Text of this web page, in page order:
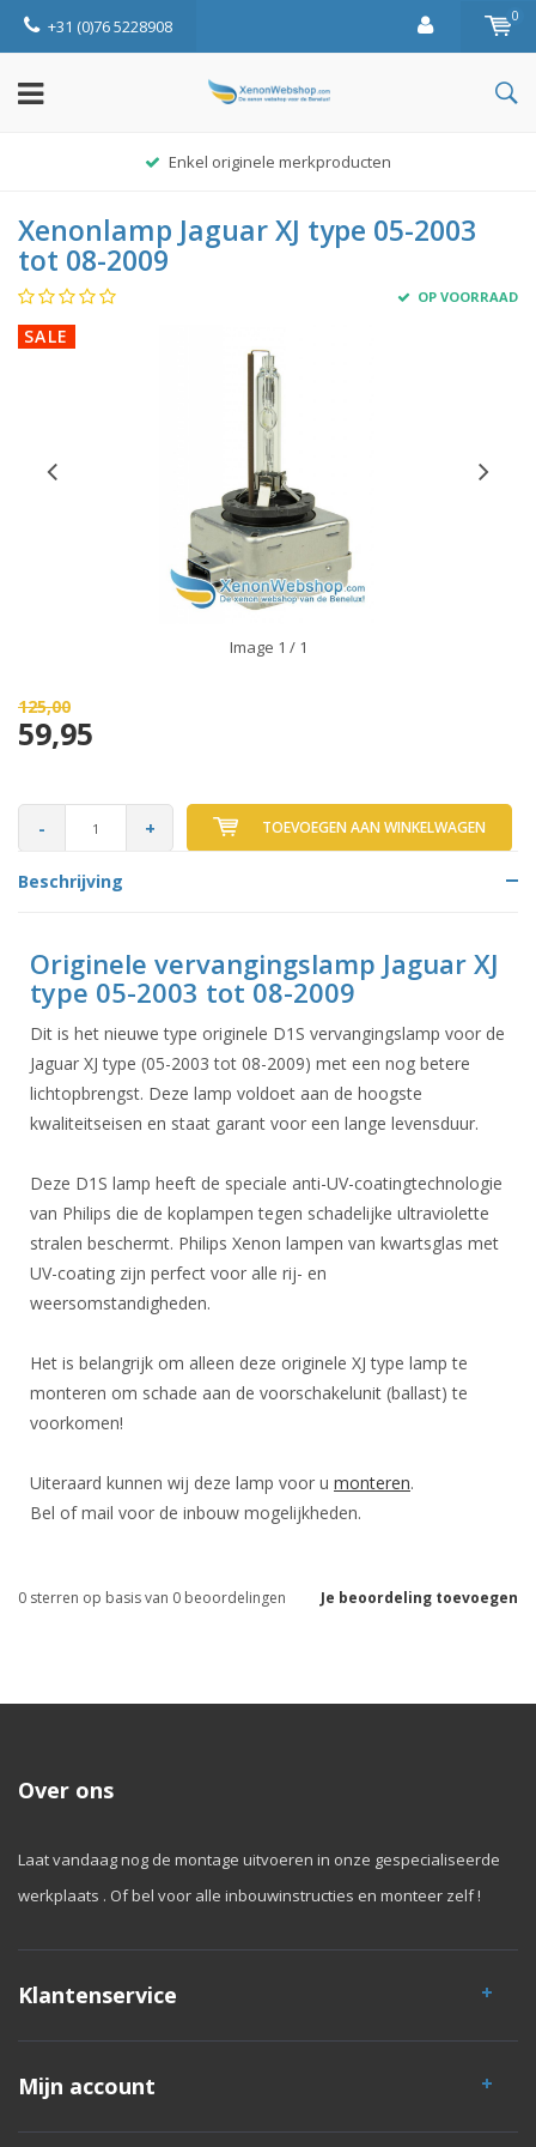
+31 (0)76 5228908 0
Enkel originele merkproducten
Xenonlamp Jaguar XJ type 05-2003
tot 08-2009
OP VOORRAAD
SALE
Image 1 / 1
125,00
59,95
- + TOEVOEGEN AAN WINKELWAGEN
Beschrijving
Originele vervangingslamp Jaguar XJ
type 05-2003 tot 08-2009
Dit is het nieuwe type originele D1S vervangingslamp voor de
Jaguar XJ type (05-2003 tot 08-2009) met een nog betere
lichtopbrengst. Deze lamp voldoet aan de hoogste
kwaliteitseisen en staat garant voor een lange levensduur.
Deze D1S lamp heeft de speciale anti-UV-coatingtechnologie
van Philips die de koplampen tegen schadelijke ultraviolette
stralen beschermt. Philips Xenon lampen van kwartsglas met
UV-coating zijn perfect voor alle rij- en
weersomstandigheden.
Het is belangrijk om alleen deze originele XJ type lamp te
monteren om schade aan de voorschakelunit (ballast) te
voorkomen!
Uiteraard kunnen wij deze lamp voor u monteren.
Bel of mail voor de inbouw mogelijkheden.
Je beoordeling toevoegen
0 sterren op basis van 0 beoordelingen
Over ons
Laat vandaag nog de montage uitvoeren in onze gespecialiseerde
werkplaats . Of bel voor alle inbouwinstructies en monteer zelf !
Klantenservice
Mijn account